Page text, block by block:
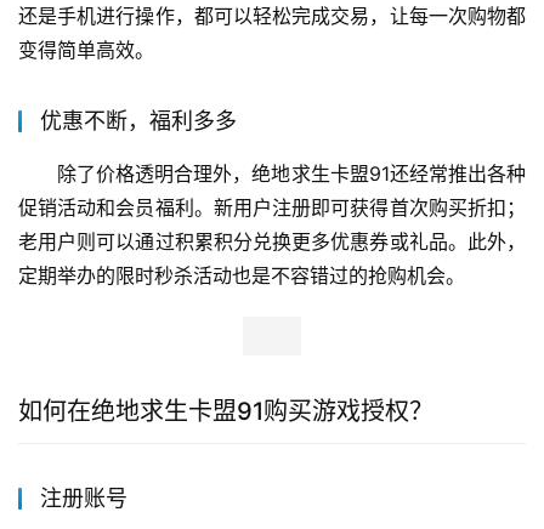
还是手机进行操作，都可以轻松完成交易，让每一次购物都
变得简单高效。
优惠不断，福利多多
除了价格透明合理外，绝地求生卡盟91还经常推出各种
促销活动和会员福利。新用户注册即可获得首次购买折扣；
老用户则可以通过积累积分兑换更多优惠券或礼品。此外，
定期举办的限时秒杀活动也是不容错过的抢购机会。
如何在绝地求生卡盟91购买游戏授权？
注册账号